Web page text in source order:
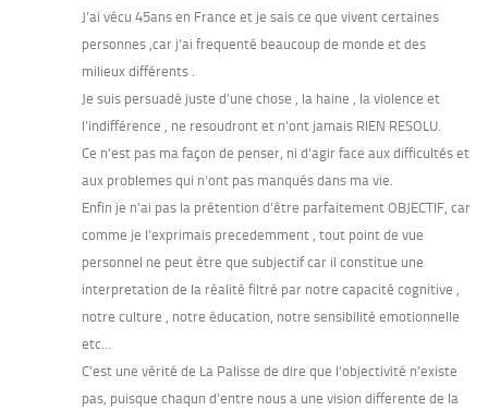
J’ai vécu 45ans en France et je sais ce que vivent certaines
personnes ,car j’ai frequenté beaucoup de monde et des
milieux différents .
Je suis persuadé juste d’une chose , la haine , la violence et
l’indifférence , ne resoudront et n’ont jamais RIEN RESOLU.
Ce n’est pas ma façon de penser, ni d’agir face aux difficultés et
aux problemes qui n’ont pas manqués dans ma vie.
Enfin je n’ai pas la prétention d’être parfaitement OBJECTIF, car
comme je l’exprimais precedemment , tout point de vue
personnel ne peut être que subjectif car il constitue une
interpretation de la réalité filtré par notre capacité cognitive ,
notre culture , notre éducation, notre sensibilité emotionnelle
etc…
C’est une vérité de La Palisse de dire que l’objectivité n’existe
pas, puisque chaqun d’entre nous a une vision differente de la